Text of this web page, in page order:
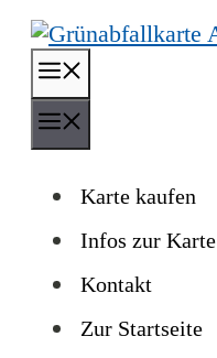
Zum
Inhalt
springen
Karte kaufen
Infos zur Karte
Kontakt
Zur Startseite